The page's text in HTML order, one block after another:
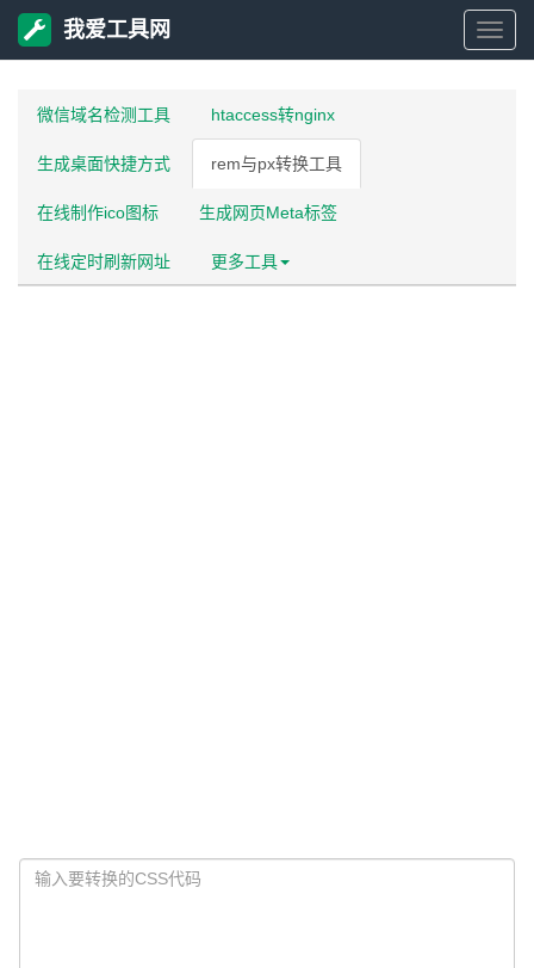
我
网
我爱工具网
微信域名检测工具 htaccess转nginx
生成桌面快捷方式 rem与px转换工具
在线制作ico图标 生成网页Meta标签
在线定时刷新网址 更多工具